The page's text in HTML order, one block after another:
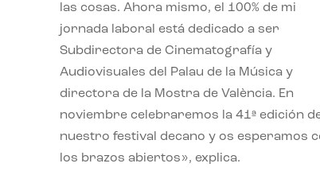
las cosas. Ahora mismo, el 100% de mi
jornada laboral está dedicado a ser
Subdirectora de Cinematografía y
Audiovisuales del Palau de la Música y
directora de la Mostra de València. En
noviembre celebraremos la 41ª edición
nuestro festival decano y os esperamos
los brazos abiertos», explica.